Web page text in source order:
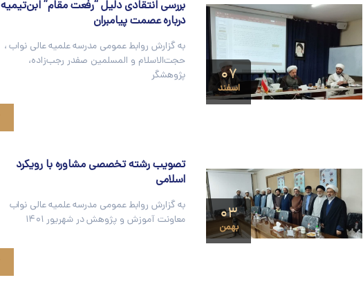
۰۷
اسفند
بررسی انتقادی دلیل “رفعت مقام” ابن‌تیمیه
درباره عصمت پیامبران
به گزارش روابط عمومی مدرسه علمیه عالی نواب ،
حجت‌الاسلام و المسلمین صفدر رجب‌زاده،
پژوهشگر
۰۳
بهمن
تصویب رشته تخصصی مشاوره با رویکرد
اسلامی
به گزارش روابط عمومی مدرسه علمیه عالی نواب
معاونت آموزش و پژوهش در شهریور ۱۴۰۱